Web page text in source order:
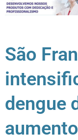
São
dengue